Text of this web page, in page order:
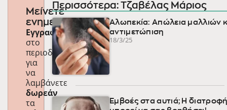
Μείνετε
ενημερωμένοι
Εγγραφείτε
στο
περιοδικό
για
να
λαμβάνετε
δωρεάν
τα
Περισσότερα: Τζαβέλας Μάριος
Αλωπεκία: Απώλεια μαλλιών
αντιμετώπιση
18/3/25
Εμβοές στα αυτιά; Η